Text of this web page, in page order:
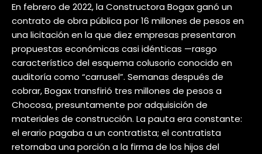
En febrero de 2022, la Constructora Bogax ganó un
contrato de obra pública por 16 millones de pesos en
una licitación en la que diez empresas presentaron
propuestas económicas casi idénticas —rasgo
característico del esquema colusorio conocido en
auditoría como “carrusel”. Semanas después de
cobrar, Bogax transfirió tres millones de pesos a
Chocosa, presuntamente por adquisición de
materiales de construcción. La pauta era constante:
el erario pagaba a un contratista; el contratista
retornaba una porción a la firma de los hijos del